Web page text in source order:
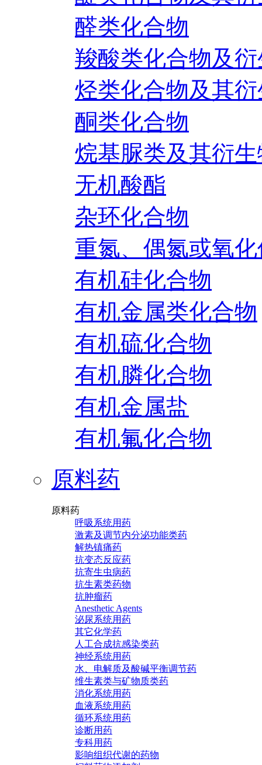
醛类化合物
羧酸类化合物及
烃类化合物及其
酮类化合物
烷基脲类及其衍
无机酸酯
杂环化合物
重氮、偶氮或氧
有机硅化合物
有机金属类化合物
有机硫化合物
有机膦化合物
有机金属盐
有机氟化合物
原料药
原料药
呼吸系统用药
激素及调节内分泌功能类药
解热镇痛药
抗变态反应药
抗寄生虫病药
抗生素类药物
抗肿瘤药
Anesthetic Agents
泌尿系统用药
其它化学药
人工合成抗感染类药
神经系统用药
水、电解质及酸碱平衡调节药
维生素类与矿物质类药
消化系统用药
血液系统用药
循环系统用药
诊断用药
专科用药
影响组织代谢的药物